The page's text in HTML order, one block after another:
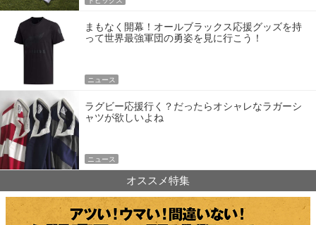
まもなく開幕！オールブラックス応援グッズを持
って世界最強軍団の勇姿を見に行こう！
ニュース
ラグビー応援行く？だったらオシャレなラガーシ
ャツが欲しいよね
ニュース
オススメ特集